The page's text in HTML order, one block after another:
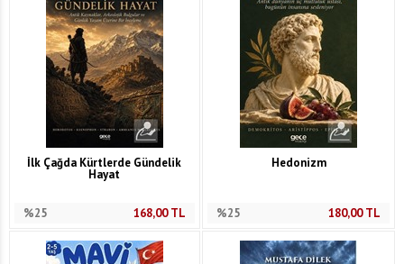
İlk Çağda Kürtlerde Gündelik
Hayat
%25 168,00TL
Hedonizm
%25 180,00TL